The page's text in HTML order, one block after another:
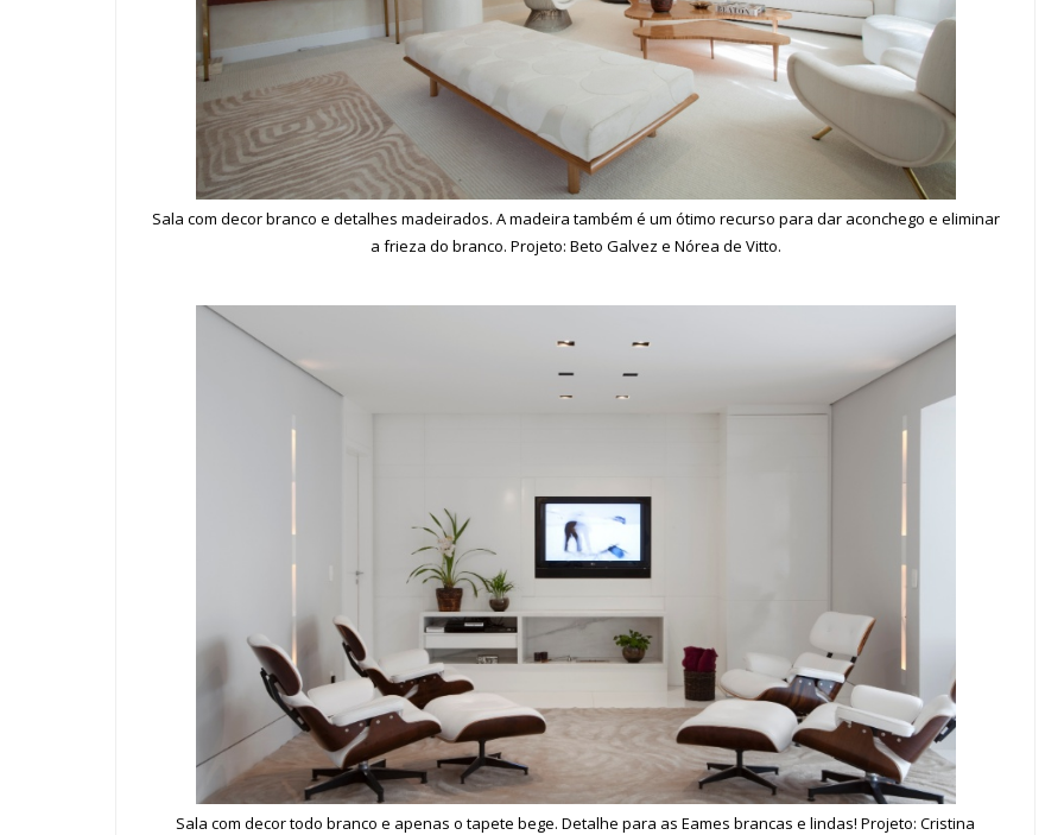
Sala com decor branco e detalhes madeirados. A madeira também é um ótimo recurso para dar aconchego e eliminar
a frieza do branco. Projeto: Beto Galvez e Nórea de Vitto.
Sala com decor todo branco e apenas o tapete bege. Detalhe para as Eames brancas e lindas! Projeto: Cristina